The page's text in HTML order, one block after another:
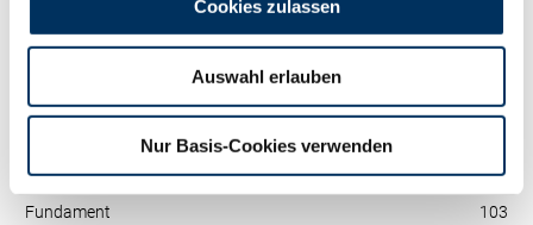
Cookies zulassen
Auswahl erlauben
Nur Basis-Cookies verwenden
RZRobot 0
RZE 117
Fundament
103